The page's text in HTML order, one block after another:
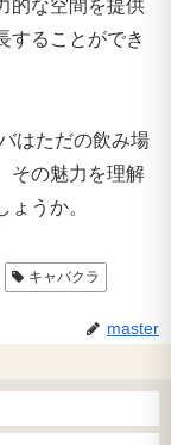
的な空間を提供
することができ
はただの飲み場
その魅力を理解
うか。
キャバクラ
master